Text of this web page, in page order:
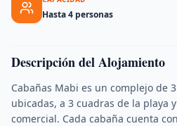
Hasta 4 personas
Descripción del Alojamiento
Cabañas Mabi es un complejo de
ubicadas, a 3 cuadras de la playa
comercial. Cada cabaña cuenta